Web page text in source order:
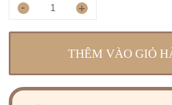
- +
THÊM VÀO GIỎ